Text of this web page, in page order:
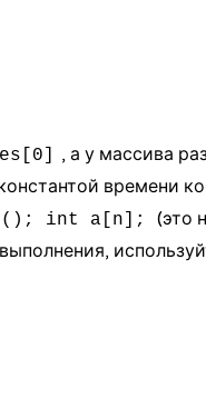
, а у массива
времени
int a[n];
(это